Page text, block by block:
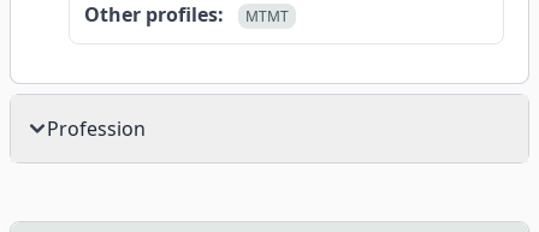
Other profiles: MTMT
Profession